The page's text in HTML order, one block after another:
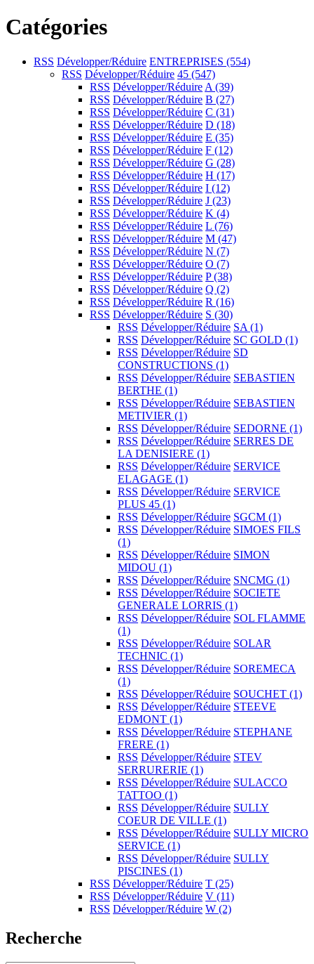
Catégories
RSS Développer/Réduire ENTREPRISES (554)
RSS Développer/Réduire 45 (547)
RSS Développer/Réduire A (39)
RSS Développer/Réduire B (27)
RSS Développer/Réduire C (31)
RSS Développer/Réduire D (18)
RSS Développer/Réduire E (35)
RSS Développer/Réduire F (12)
RSS Développer/Réduire G (28)
RSS Développer/Réduire H (17)
RSS Développer/Réduire I (12)
RSS Développer/Réduire J (23)
RSS Développer/Réduire K (4)
RSS Développer/Réduire L (76)
RSS Développer/Réduire M (47)
RSS Développer/Réduire N (7)
RSS Développer/Réduire O (7)
RSS Développer/Réduire P(38)
RSS Développer/Réduire Q (2)
RSS Développer/Réduire R (16)
RSS Développer/Réduire S (30)
RSS Développer/Réduire SA (1)
RSS Développer/Réduire SC GOLD (1)
RSS Développer/Réduire SD
CONSTRUCTIONS (1)
RSS Développer/Réduire SEBASTIEN
BERTHE (1)
RSS Développer/Réduire SEBASTIEN
METIVIER (1)
RSS Développer/Réduire SEDORNE (1)
RSS Développer/Réduire SERRES DE
LA DENISIERE (1)
RSS Développer/Réduire SERVICE
ELAGAGE (1)
RSS Développer/Réduire SERVICE
PLUS 45 (1)
RSS Développer/Réduire SGCM (1)
RSS Développer/Réduire SIMOES FILS
(1)
RSS Développer/Réduire SIMON
MIDOU (1)
RSS Développer/Réduire SNCMG (1)
RSS Développer/Réduire SOCIETE
GENERALE LORRIS (1)
RSS Développer/Réduire SOL FLAMME
(1)
RSS Développer/Réduire SOLAR
TECHNIC (1)
RSS Développer/Réduire SOREMECA
(1)
RSS Développer/Réduire SOUCHET (1)
RSS Développer/Réduire STEEVE
EDMONT (1)
RSS Développer/Réduire STEPHANE
FRERE (1)
RSS Développer/Réduire STEV
SERRURERIE (1)
RSS Développer/Réduire SULACCO
TATTOO (1)
RSS Développer/Réduire SULLY
COEUR DE VILLE (1)
RSS Développer/Réduire SULLY MICRO
SERVICE (1)
RSS Développer/Réduire SULLY
PISCINES (1)
RSS Développer/Réduire T (25)
RSS Développer/Réduire V (11)
RSS Développer/Réduire W (2)
Recherche